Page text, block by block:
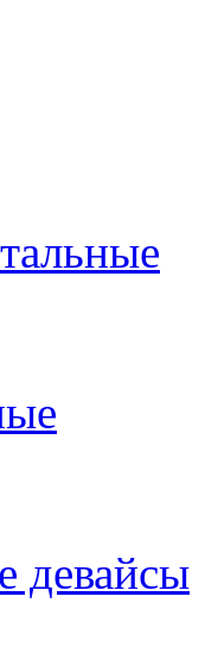
девайсы